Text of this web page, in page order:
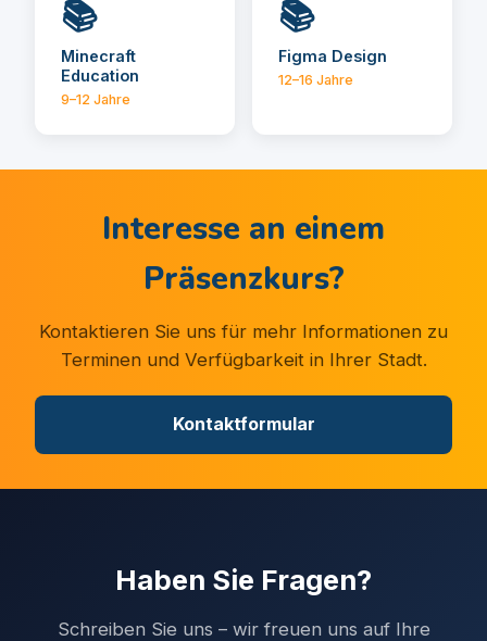
📚
Minecraft
Education
9–12 Jahre
📚
Figma Design
12–16 Jahre
Interesse an einem
Präsenzkurs?
Kontaktieren Sie uns für mehr Informationen zu
Terminen und Verfügbarkeit in Ihrer Stadt.
Kontaktformular
Haben Sie Fragen?
Schreiben Sie uns – wir freuen uns auf Ihre